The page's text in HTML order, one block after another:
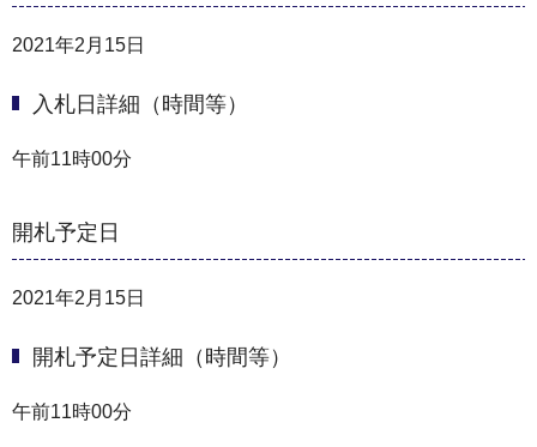
2021年2月15日
入札日詳細（時間等）
午前11時00分
開札予定日
2021年2月15日
開札予定日詳細（時間等）
午前11時00分